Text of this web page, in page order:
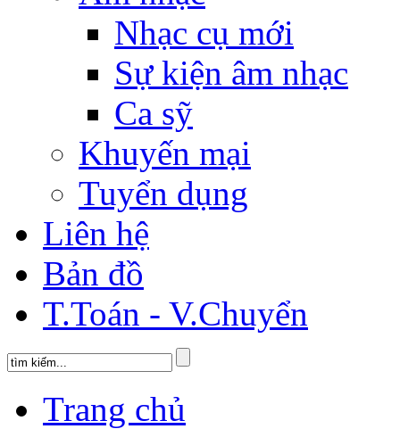
Nhạc cụ mới
Sự kiện âm nhạc
Ca sỹ
Khuyến mại
Tuyển dụng
Liên hệ
Bản đồ
T.Toán - V.Chuyển
Trang chủ